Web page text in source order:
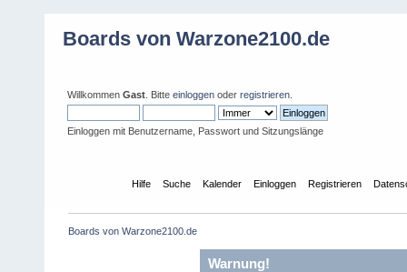
Boards von Warzone2100.de
Willkommen Gast . Bitte einloggen oder registrieren
Einloggen mit Benutzername, Passwort und Sitzungslänge
Hilfe Suche Kalender Einloggen Registrieren
Boards von Warzone2100.de
Warnung!